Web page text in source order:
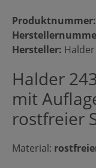
Produktnummer:
Hersteller: Halder
Halder
mit
rostfreier
Material: